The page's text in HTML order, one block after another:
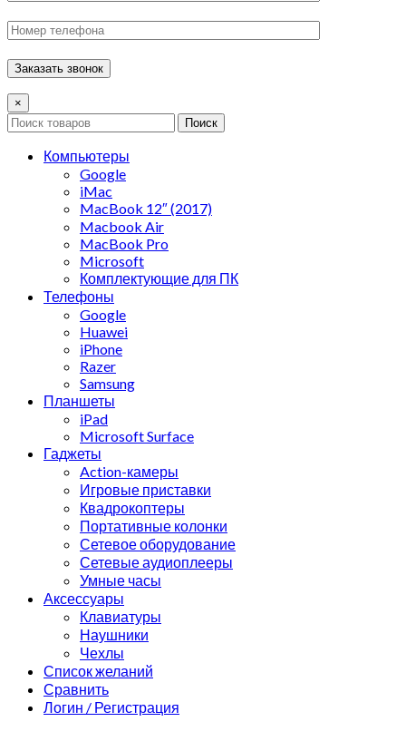
×
Поиск
Компьютеры
Google
iMac
MacBook 12″ (2017)
Macbook Air
MacBook Pro
Microsoft
Комплектующие для ПК
Телефоны
Google
Huawei
iPhone
Razer
Samsung
Планшеты
iPad
Microsoft Surface
Гаджеты
Action-камеры
Игровые приставки
Квадрокоптеры
Портативные колонки
Сетевое оборудование
Сетевые аудиоплееры
Умные часы
Аксессуары
Клавиатуры
Наушники
Чехлы
Список желаний
Сравнить
Логин / Регистрация